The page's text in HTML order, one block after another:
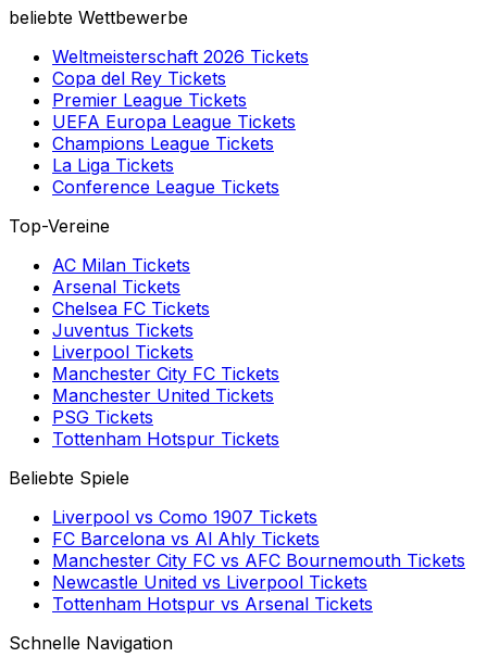
beliebte Wettbewerbe
Weltmeisterschaft 2026 Tickets
Copa del Rey Tickets
Premier League Tickets
UEFA Europa League Tickets
Champions League Tickets
La Liga Tickets
Conference League Tickets
Top-Vereine
AC Milan Tickets
Arsenal Tickets
Chelsea FC Tickets
Juventus Tickets
Liverpool Tickets
Manchester City FC Tickets
Manchester United Tickets
PSG Tickets
Tottenham Hotspur Tickets
Beliebte Spiele
Liverpool vs Como 1907 Tickets
FC Barcelona vs Al Ahly Tickets
Manchester City FC vs AFC Bournemouth Tickets
Newcastle United vs Liverpool Tickets
Tottenham Hotspur vs Arsenal Tickets
Schnelle Navigation